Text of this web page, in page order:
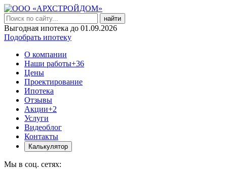
найти
Выгодная ипотека до 01.09.2026
Подобрать ипотеку
О компании
Наши работы+36
Цены
Проектирование
Ипотека
Отзывы
Акции+2
Услуги
Видеоблог
Контакты
Калькулятор
Мы в соц. сетях: